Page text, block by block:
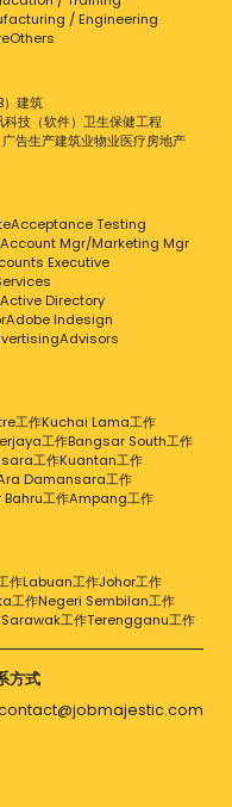
/ Engineering
Others
建筑
科技（软件） 卫生保健工程
广告生产建筑业物业医疗房地产
Acceptance Testing
Account Mgr/Marketing Mgr
Executive
Active Directory
Adobe Indesign
Advisors
工作Kuchai Lama工作
工作Bangsar South工作
工作Kuantan工作
Damansara工作
工作Ampang工作
作Labuan工作Johor工作
工作Negeri Sembilan工作
Sarawak工作Terengganu工作
方式